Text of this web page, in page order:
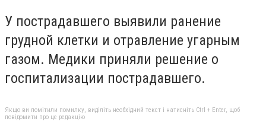
У пострадавшего выявили ранение
грудной клетки и отравление угарным
газом. Медики приняли решение о
госпитализации пострадавшего.
Якщо ви помітили помилку, виділіть необхідний текст і натисніть Ctrl + Enter, щоб
повідомити про це редакцію